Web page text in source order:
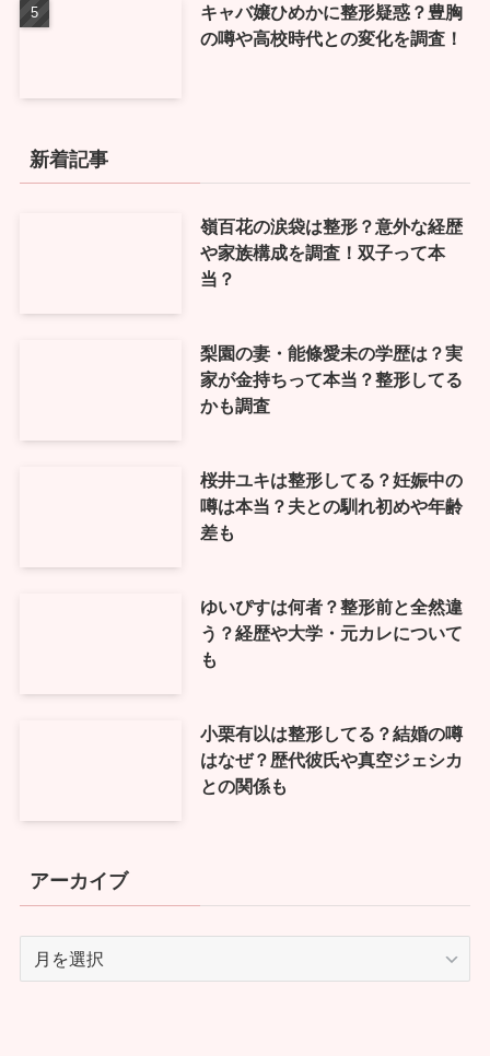
キャバ嬢ひめかに整形疑惑？豊胸
の噂や高校時代との変化を調査！
新着記事
嶺百花の涙袋は整形？意外な経歴
や家族構成を調査！双子って本
当？
梨園の妻・能條愛未の学歴は？実
家が金持ちって本当？整形してる
かも調査
桜井ユキは整形してる？妊娠中の
噂は本当？夫との馴れ初めや年齢
差も
ゆいぴすは何者？整形前と全然違
う？経歴や大学・元カレについて
も
小栗有以は整形してる？結婚の噂
はなぜ？歴代彼氏や真空ジェシカ
との関係も
アーカイブ